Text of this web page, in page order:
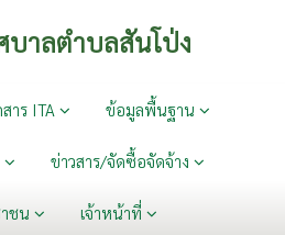
บาลตำบลสันโป่ง
สาร ITA ข้อมูลพื้นฐาน
ข่าวสาร/จัดซื้อจัดจ้าง
ชน เจ้าหน้าที่